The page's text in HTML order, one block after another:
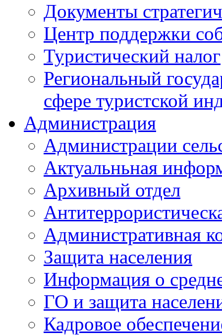
Документы
Центр поддержки
Туристический налог
Региональный
сфере туристской
Администрация
Администрации
Актуальньная
Архивный отдел
Административная
Защита населения
Информация о
ГО и защита
Кадровое